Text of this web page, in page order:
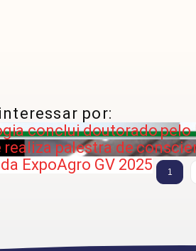
por:
conclui doutorado pelo
realiza palestra de
ExpoAgro GV 2025
1